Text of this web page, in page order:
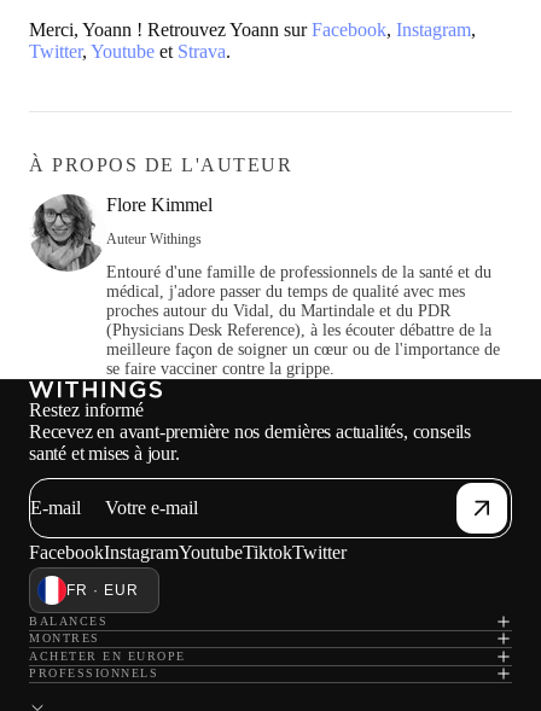
Merci, Yoann ! Retrouvez Yoann surFacebook, Instagram,
Twitter, Youtube et Strava.
À PROPOS DE L'AUTEUR
Flore Kimmel
Auteur Withings
Entouré d'une famille de professionnels de la santé et du
médical, j'adore passer du temps de qualité avec mes
proches autour du Vidal, du Martindale et du PDR
(Physicians Desk Reference), à les écouter débattre de la
meilleure façon de soigner un cœur ou de l'importance de
se faire vacciner contre la grippe.
Restez informé
Recevez en avant-première nos dernières actualités, conseils
santé et mises à jour.
E-mail
FacebookInstagramYoutubeTiktokTwitter
FR · EUR
BALANCES
MONTRES
ACHETER EN EUROPE
PROFESSIONNELS